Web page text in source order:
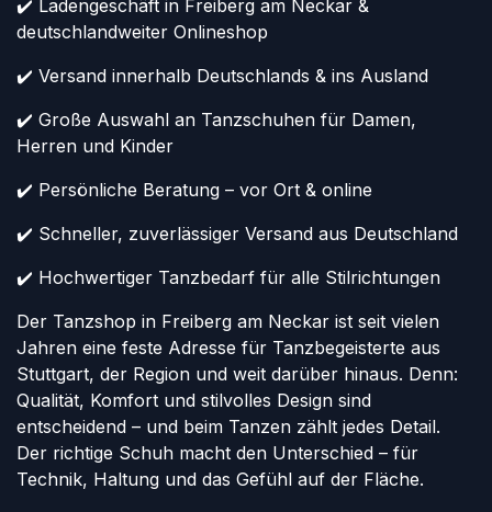
✔️ Ladengeschäft in Freiberg am Neckar &
deutschlandweiter Onlineshop
✔️ Versand innerhalb Deutschlands & ins Ausland
✔️ Große Auswahl an Tanzschuhen für Damen,
Herren und Kinder
✔️ Persönliche Beratung – vor Ort & online
✔️ Schneller, zuverlässiger Versand aus Deutschland
✔️ Hochwertiger Tanzbedarf für alle Stilrichtungen
Der Tanzshop in Freiberg am Neckar ist seit vielen
Jahren eine feste Adresse für Tanzbegeisterte aus
Stuttgart, der Region und weit darüber hinaus. Denn:
Qualität, Komfort und stilvolles Design sind
entscheidend – und beim Tanzen zählt jedes Detail.
Der richtige Schuh macht den Unterschied – für
Technik, Haltung und das Gefühl auf der Fläche.